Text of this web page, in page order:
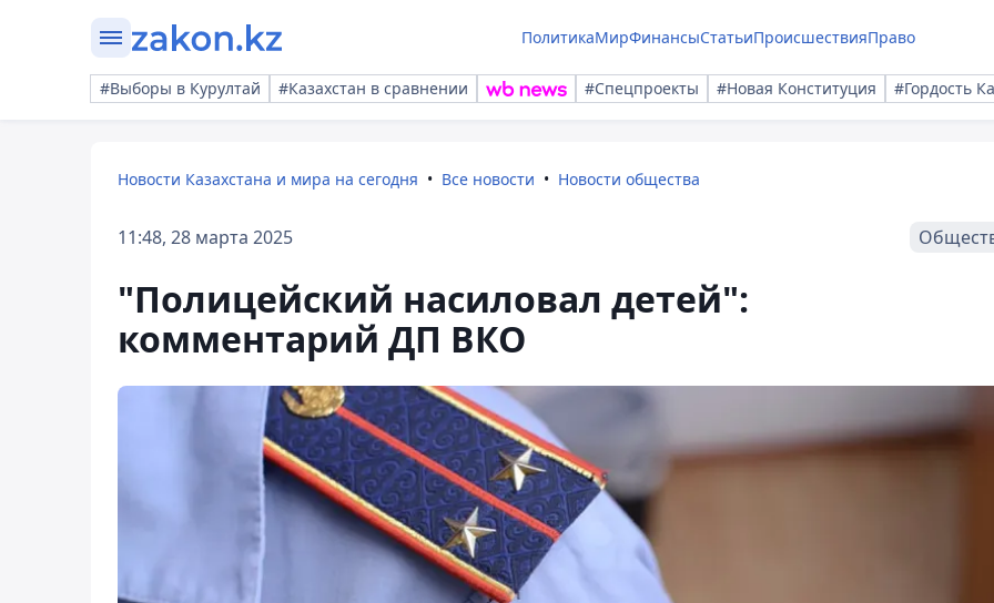
ПолитикаМирФинансыСтатьиПроисшествияПраво
#Выборы в Курултай #Казахстан в сравнении #Спецпроекты #Новая Конституция #Гордость
Новости Казахстана и мира на сегодня Все новости Новости общества
11:48, 28 марта 2025
"Полицейский насиловал детей":
комментарий ДП ВКО